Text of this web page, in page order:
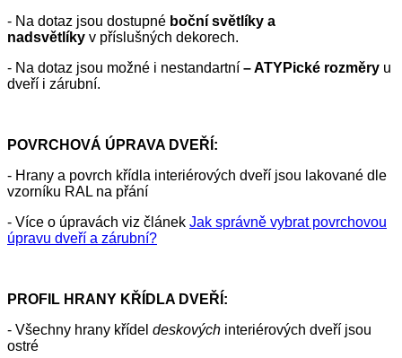
- Na dotaz jsou dostupné boční světlíky a
nadsvětlíky v příslušných dekorech.
- Na dotaz jsou možné i nestandartní – ATYPické rozměry u
dveří i zárubní.
POVRCHOVÁ ÚPRAVA DVEŘÍ:
- Hrany a povrch křídla interiérových dveří jsou lakované dle
vzorníku RAL na přání
- Více o úpravách viz článek Jak správně vybrat povrchovou
úpravu dveří a zárubní?
PROFIL HRANY KŘÍDLA DVEŘÍ:
- Všechny hrany křídel deskových interiérových dveří jsou
ostré